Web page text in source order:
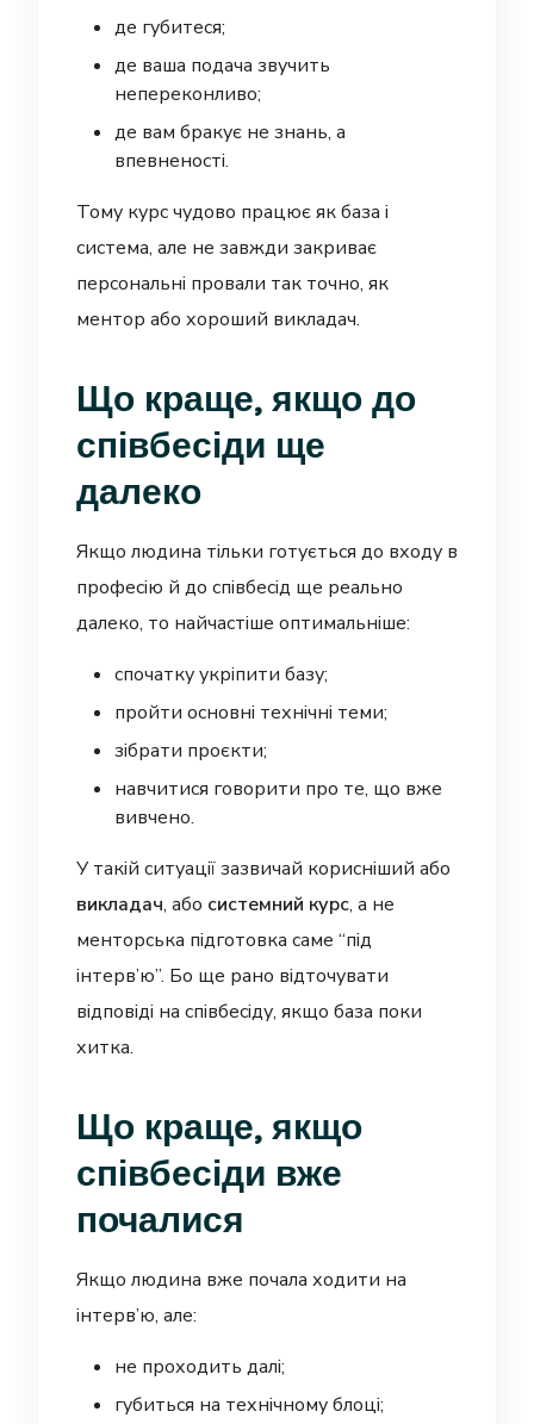
де губитеся;
де ваша подача звучить
непереконливо;
де вам бракує не знань, а
впевненості.
Тому курс чудово працює як база і
система, але не завжди закриває
персональні провали так точно, як
ментор або хороший викладач.
Що краще, якщо до
співбесіди ще
далеко
Якщо людина тільки готується до входу в
професію й до співбесід ще реально
далеко, то найчастіше оптимальніше:
спочатку укріпити базу;
пройти основні технічні теми;
зібрати проєкти;
навчитися говорити про те, що вже
вивчено.
У такій ситуації зазвичай корисніший або
викладач, або системний курс, а не
менторська підготовка саме “під
інтерв’ю”. Бо ще рано відточувати
відповіді на співбесіду, якщо база поки
хитка.
Що краще, якщо
співбесіди вже
почалися
Якщо людина вже почала ходити на
інтерв’ю, але:
не проходить далі;
губиться на технічному блоці;